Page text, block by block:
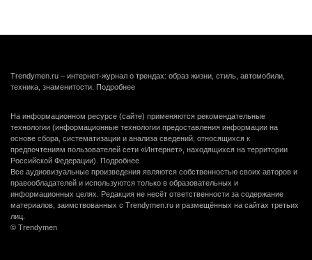
Trendymen.ru – интернет-журнал о трендах: образ жизни, стиль, автомобили,
техника, знаменитости. Подробнее
На информационном ресурсе (сайте) применяются рекомендательные
технологии (информационные технологии предоставления информации на
основе сбора, систематизации и анализа сведений, относящихся к
предпочтениям пользователей сети «Интернет», находящихся на территории
Российской Федерации). Подробнее
Все аудиовизуальные произведения являются собственностью своих авторов и
правообладателей и используются только в образовательных и
информационных целях. Редакция не несёт ответственности за содержание
материалов, заимствованных с Trendymen.ru и размещённых на сайтах третьих
лиц.
© Trendymen